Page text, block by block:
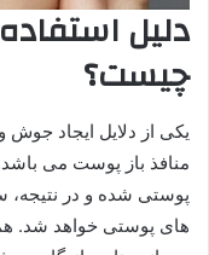
دلیل
چیست؟
یکی از دلایل ایجاد جوش
منافذ باز پوست می
پوستی شده و در
های پوستی خواهد شد.